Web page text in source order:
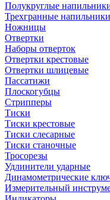
Полукруглые
Трехгранные напильники
Ножницы
Отвертки
Наборы отверток
Отвертки крестовые
Отвертки шлицевые
Пассатижи
Плоскогубцы
Стрипперы
Тиски
Тиски крестовые
Тиски слесарные
Тиски станочные
Тросорезы
Удлинители ударные
Динамометрические
Измерительный